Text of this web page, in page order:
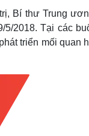
Vì
Bí thư Trung
5/2018. Tại các
triển mối quan